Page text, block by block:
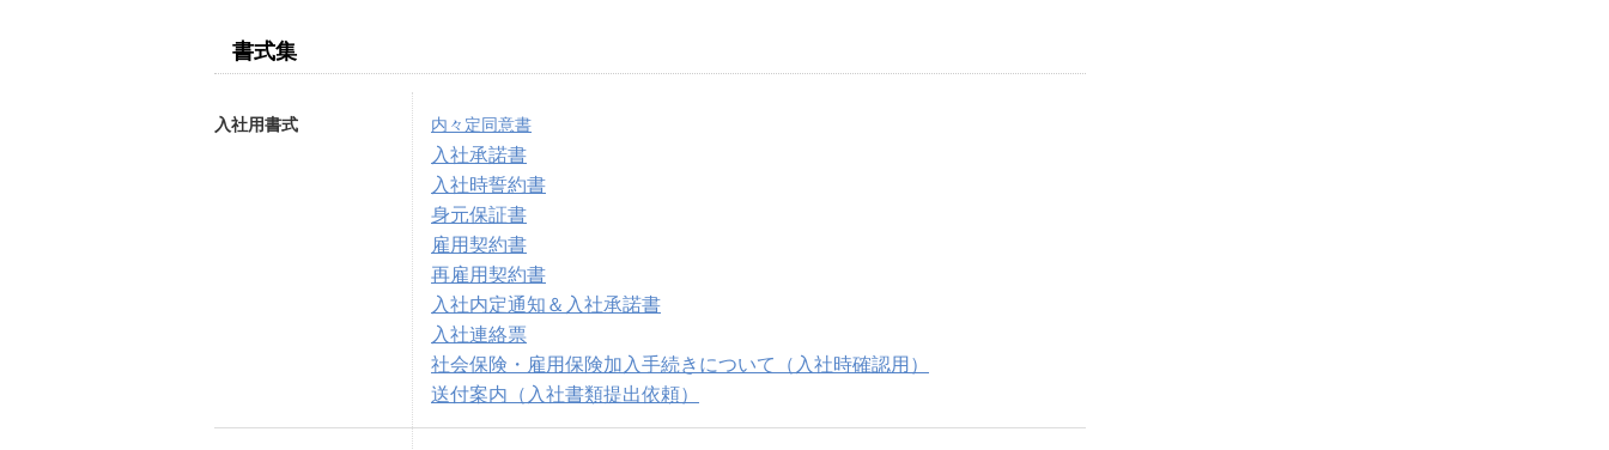
書式集
入社用書式 内々定同意書
入社承諾書
入社時誓約書
身元保証書
雇用契約書
再雇用契約書
入社内定通知＆入社承諾書
入社連絡票
社会保険・雇用保険加入手続きについて（入社時確認用）
送付案内（入社書類提出依頼）